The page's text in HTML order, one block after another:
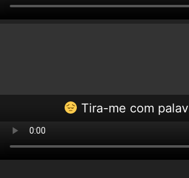
Tira-me com